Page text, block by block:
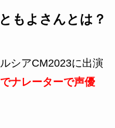
もよさんとは？
シアCM2023に出演
ナレーターで声優